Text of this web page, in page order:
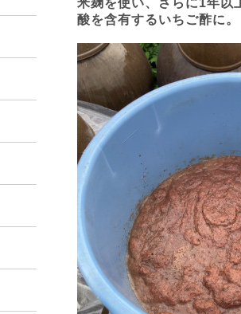
米麹を使い、さらに1年以
酸を含有するいちご酢に。